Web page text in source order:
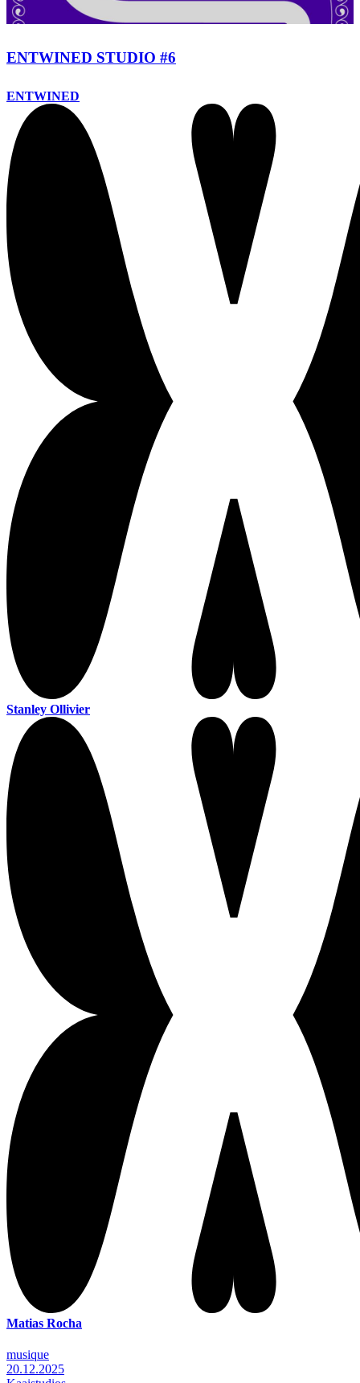
ENTWINED STUDIO #6
ENTWINED
Stanley Ollivier
Matias Rocha
musique
20.12.2025